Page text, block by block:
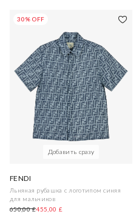
30% OFF
Добавить сразу
FENDI
Льняная рубашка с логотипом синяя
для мальчиков
650,00 £455,00 £